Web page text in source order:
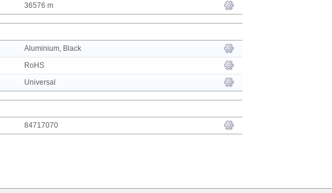
36576 m
Aluminium, Black
RoHS
Universal
84717070